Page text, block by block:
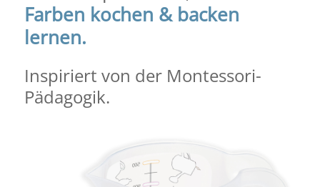
Inspiriert von der Montessori-
Pädagogik.